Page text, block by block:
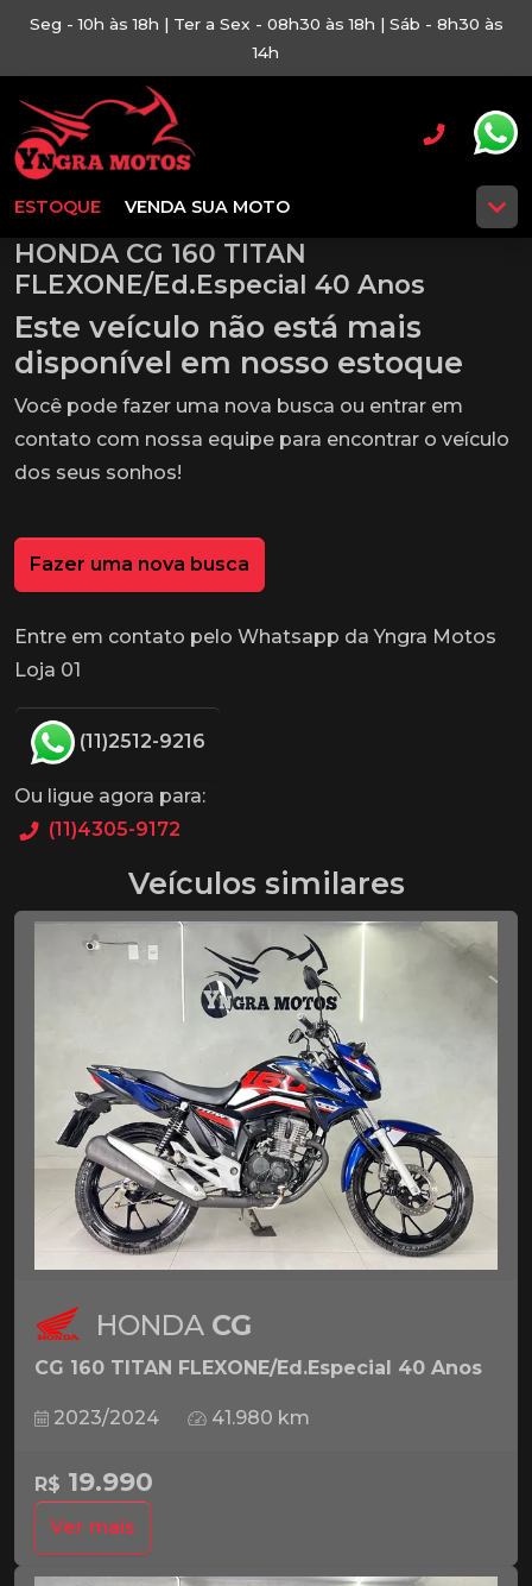
Seg - 10h às 18h | Ter a Sex - 08h30 às 18h | Sáb - 8h30 às
14h
ESTOQUE VENDA SUA MOTO
HONDA CG 160 TITAN
FLEXONE/Ed.Especial 40 Anos
Este veículo não está mais
disponível em nosso estoque
Você pode fazer uma nova busca ou entrar em
contato com nossa equipe para encontrar o veículo
dos seus sonhos!
Fazer uma nova busca
Entre em contato pelo Whatsapp da Yngra Motos
Loja 01
(11)2512-9216
Ou ligue agora para:
(11)4305-9172
Veículos similares
HONDA CG
CG 160 TITAN FLEXONE/Ed.Especial 40 Anos
2023/2024 41.980 km
R$ 19.990
Ver mais